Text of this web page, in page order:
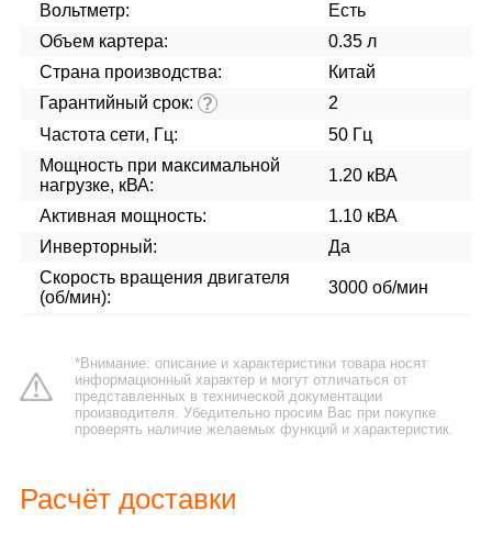
Вольтметр:
Есть
Объем картера:
0.35 л
Страна производства:
Китай
Гарантийный срок: ?
2
Частота сети, Гц:
50 Гц
Мощность при максимальной
нагрузке, кВА:
1.20 кВА
Активная мощность:
1.10 кВА
Инверторный:
Да
Скорость вращения двигателя
(об/мин):
3000 об/мин
*Внимание: описание и характеристики товара носят
информационный характер и могут отличаться от
представленных в технической документации
производителя. Убедительно просим Вас при покупке
проверять наличие желаемых функций и характеристик.
Расчёт доставки